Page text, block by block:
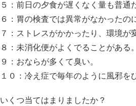
５：前日の夕食が遅くなく量も普通
６：胃の検査では異常がなかったの
７：ストレスがかかったり、環境が
８：未消化便がよくでることがある。
９：おならが多くて臭い。
１０：冷え症で毎年のように風邪を
いくつ当てはまりましたか？